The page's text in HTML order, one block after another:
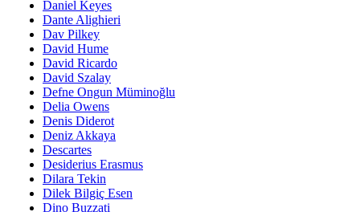
Daniel Keyes
Dante Alighieri
Dav Pilkey
David Hume
David Ricardo
David Szalay
Defne Ongun Müminoğlu
Delia Owens
Denis Diderot
Deniz Akkaya
Descartes
Desiderius Erasmus
Dilara Tekin
Dilek Bilgiç Esen
Dino Buzzati